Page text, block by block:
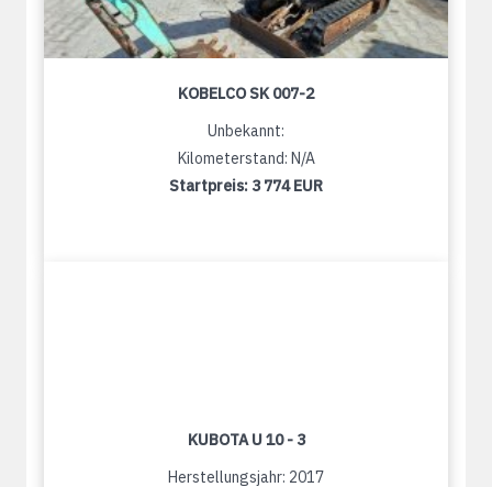
KOBELCO SK 007-2
Unbekannt:
Kilometerstand: N/A
Startpreis: 3 774 EUR
KUBOTA U 10 - 3
Herstellungsjahr: 2017